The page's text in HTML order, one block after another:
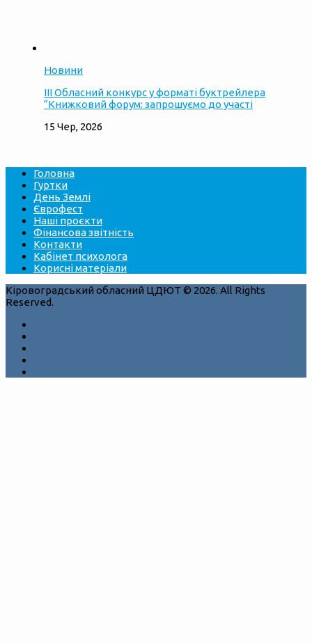
Новини
ІІІ Обласний конкурс у форматі буктрейлера
“Книжковий форум: запрошуємо до участі
15 Чер, 2026
Головна
Гуртки
День Землі
Єврофест
Наші проєкти
Фінансова звітність
Контакти
Кабінет психолога
Корисні матеріали
Кіровоградський обласний ЦДЮТ © 2026. All Rights
Reserved.